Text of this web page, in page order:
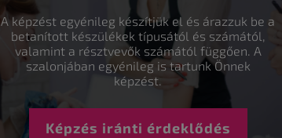
A képzést egyénileg készítjük el és árazzuk be a
betanított készülékek típusától és számától,
valamint a résztvevők számától függően. A
szalonjában egyénileg is tartunk Önnek
képzést.
Képzés iránti érdeklődés